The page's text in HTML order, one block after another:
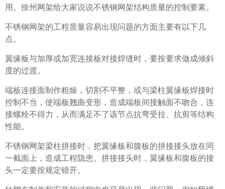
用。徐州网架给大家说说不锈钢网架结构质量的控制要素。
不锈钢网架的工程质量容易出现问题的方面主要有以下几
点。
翼缘板与加厚或加宽连接板对接焊缝时，要按要求做成倾斜
度的过渡。
端板连接面制作粗燥，切割不平整，或与梁柱翼缘板焊接时
控制不当，使端板翘曲变形，造成端板间接触面不吻合，连
接螺栓不得力，从而满足不了该节点抗弯受拉、抗剪等结构
性能。
不锈钢网架梁柱拼接时，把翼缘板和腹板的拼接接头放在同
一截面上，造成工程隐患。拼接接头时，翼缘板和腹板的接
头一定要按规定错开。